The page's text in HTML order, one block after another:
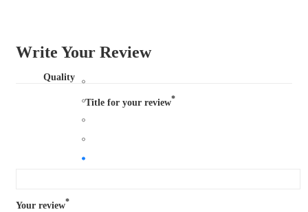
Write Your Review
Quality
Title for your review*
Your review*